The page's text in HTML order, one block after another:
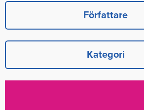
Författare
Kategori